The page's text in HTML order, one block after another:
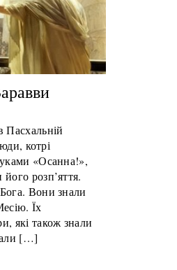
котрі
«Осанна!»,
розп’яття.
Вони знали
Їх
які також знали
[…]